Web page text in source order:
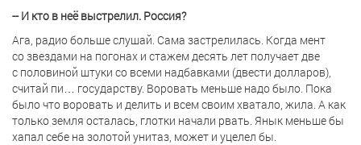
-- И кто в неё выстрелил. Россия?
Ага, радио больше слушай. Сама застрелилась. Когда мент
со звездами на погонах и стажем десять лет получает две
с половиной штуки со всеми надбавками (двести долларов),
считай пи… государству. Воровать меньше надо было. Пока
было что воровать и делить и всем своим хватало, жила. А как
только земля осталась, глотки начали рвать. Янык меньше бы
хапал себе на золотой унитаз, может и уцелел бы.